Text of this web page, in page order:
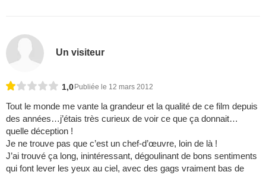
Un visiteur
1,0 Publiée le 12 mars 2012
Tout le monde me vante la grandeur et la qualité de ce film depuis
des années…j’étais très curieux de voir ce que ça donnait…
quelle déception !
Je ne trouve pas que c’est un chef-d’œuvre, loin de là !
J’ai trouvé ça long, inintéressant, dégoulinant de bons sentiments
qui font lever les yeux au ciel, avec des gags vraiment bas de